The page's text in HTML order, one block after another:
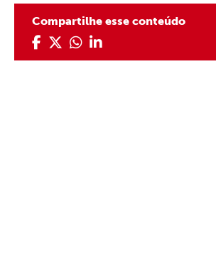
Compartilhe esse conteúdo